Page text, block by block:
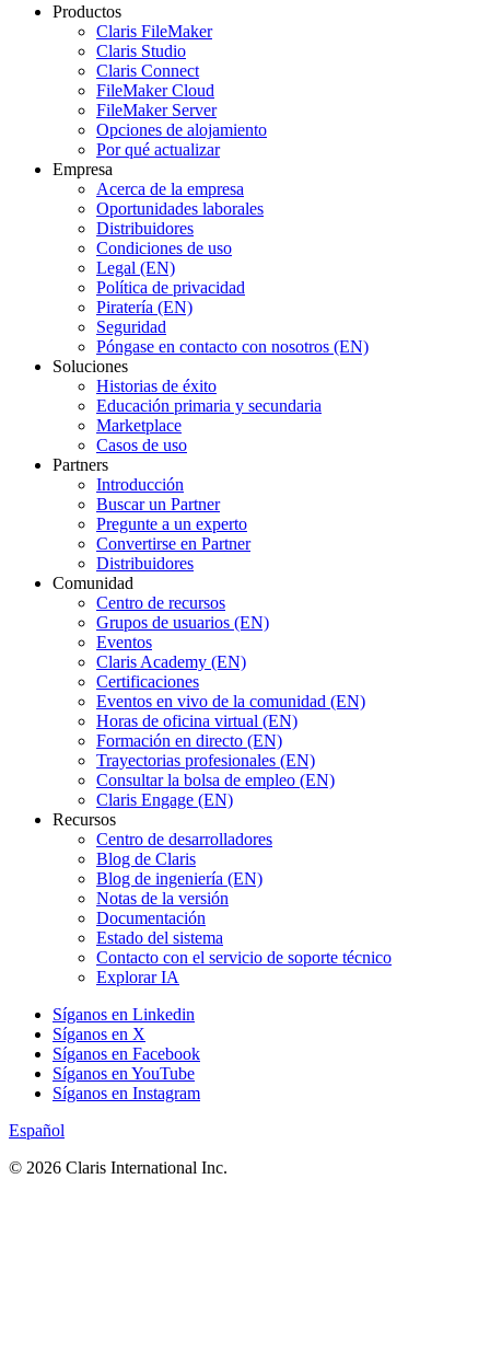
Productos
Claris FileMaker
Claris Studio
Claris Connect
FileMaker Cloud
FileMaker Server
Opciones de alojamiento
Por qué actualizar
Empresa
Acerca de la empresa
Oportunidades laborales
Distribuidores
Condiciones de uso
Legal (EN)
Política de privacidad
Piratería (EN)
Seguridad
Póngase en contacto con nosotros (EN)
Soluciones
Historias de éxito
Educación primaria y secundaria
Marketplace
Casos de uso
Partners
Introducción
Buscar un Partner
Pregunte a un experto
Convertirse en Partner
Distribuidores
Comunidad
Centro de recursos
Grupos de usuarios (EN)
Eventos
Claris Academy (EN)
Certificaciones
Eventos en vivo de la comunidad (EN)
Horas de oficina virtual (EN)
Formación en directo (EN)
Trayectorias profesionales (EN)
Consultar la bolsa de empleo (EN)
Claris Engage (EN)
Recursos
Centro de desarrolladores
Blog de Claris
Blog de ingeniería (EN)
Notas de la versión
Documentación
Estado del sistema
Contacto con el servicio de soporte técnico
Explorar IA
Síganos en Linkedin
Síganos en X
Síganos en Facebook
Síganos en YouTube
Síganos en Instagram
Español
© 2026 Claris International Inc.